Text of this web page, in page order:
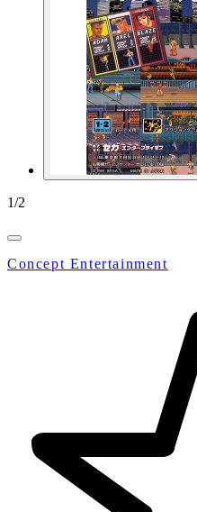
1/2
Concept Entertainment